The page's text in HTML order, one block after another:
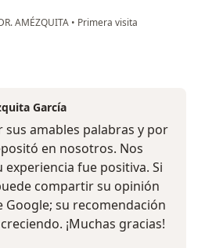
AMÉZQUITA • Primera visita
García
sus amables palabras y por
en nosotros. Nos
fue positiva. Si
compartir su opinión
su recomendación
¡Muchas gracias!